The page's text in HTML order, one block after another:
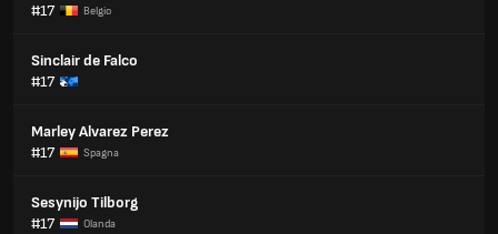
#17
Belgio
Sinclair de Falco
#17
Marley Alvarez Perez
#17
Spagna
Sesynijo Tilborg
#17
Olanda